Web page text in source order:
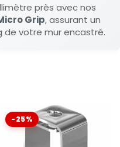
près avec nos
Grip, assurant un
de votre mur encastré.
-25%